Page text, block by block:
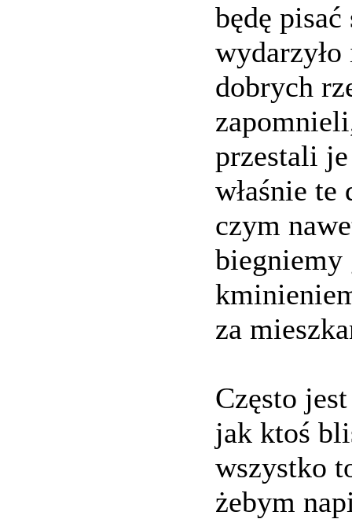
będę
dobrych
przestali
właśnie
czym
biegniemy
za
Często
jak ktoś
wszystko
żebym